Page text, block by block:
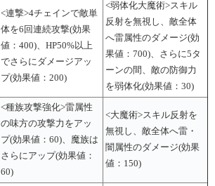
<連撃>4チェインで敵単
体を6回連続攻撃(効果
値：400)、HP50%以上
でさらにダメージアッ
プ(効果値：200)
<弱体化大魔術>スキル
反射を無視し、敵全体
へ雷属性のダメージ(効
果値：700)、さらに5タ
ーンの間、敵の防御力
を弱体化(効果値：30)
<種族攻撃強化>雷属性
の味方の攻撃力をアッ
プ(効果値：60)、魔族は
さらにアップ(効果値：
60)
<大魔術>スキル反射を
無視し、敵全体へ雷・
闇属性のダメージ(効果
値：150)